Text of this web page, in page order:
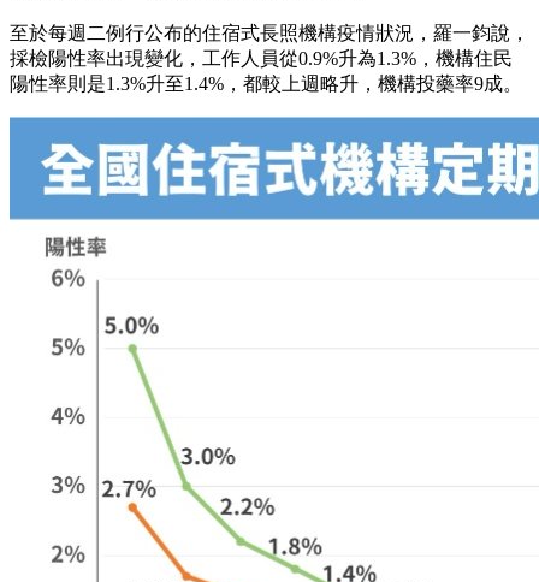
至於每週二例行公布的住宿式長照機構疫情狀況，羅一鈞說，
採檢陽性率出現變化，工作人員從0.9%升為1.3%，機構住民
陽性率則是1.3%升至1.4%，都較上週略升，機構投藥率9成。